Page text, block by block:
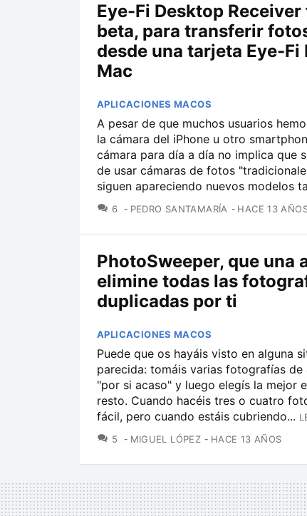
Eye-Fi Desktop
beta, para transferir
desde una tarjeta Eye-Fi
Mac
APLICACIONES MACOS
A pesar de que muchos usuarios
la cámara del iPhone u otro
cámara para día a día no implica que
de usar cámaras de fotos
siguen apareciendo nuevos modelos
6 COMENTARIOS
PEDRO SANTAMARÍA HACE 13
PhotoSweeper, que una
elimine todas las
duplicadas por ti
APLICACIONES MACOS
Puede que os hayáis visto en alguna
parecida: tomáis varias fotografías de
"por si acaso" y luego elegís la mejor
resto. Cuando hacéis tres o cuatro
fácil, pero cuando estáis cubriendo...
5
COMENTARIOS
MIGUEL LÓPEZ HACE 13 AÑOS